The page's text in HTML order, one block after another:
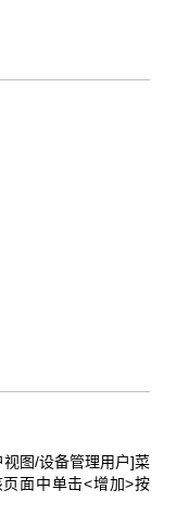
视图/设备管理用户]菜
面中单击<增加>按